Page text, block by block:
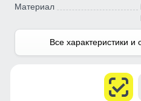
Материал
Все характеристики и